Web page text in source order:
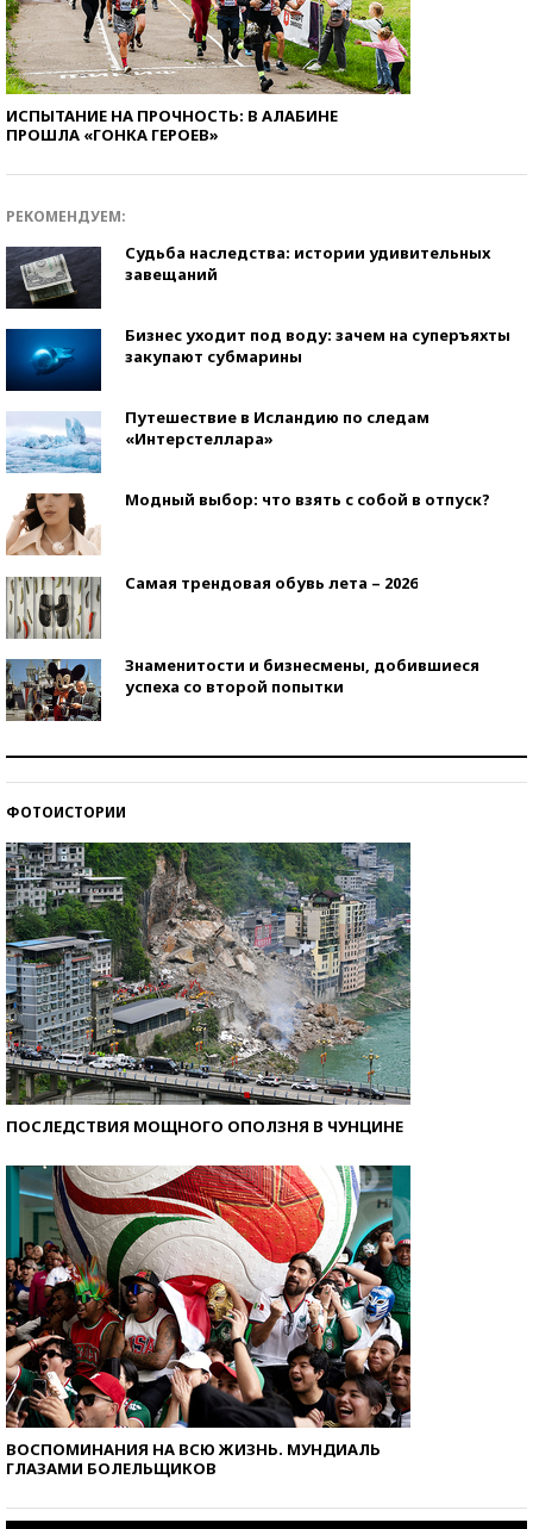
ИСПЫТАНИЕ НА ПРОЧНОСТЬ: В АЛАБИНЕ
ПРОШЛА «ГОНКА ГЕРОЕВ»
РЕКОМЕНДУЕМ:
Судьба наследства: истории удивительных
завещаний
Бизнес уходит под воду: зачем на суперъяхты
закупают субмарины
Путешествие в Исландию по следам
«Интерстеллара»
Модный выбор: что взять с собой в отпуск?
Самая трендовая обувь лета – 2026
Знаменитости и бизнесмены, добившиеся
успеха со второй попытки
ФОТОИСТОРИИ
ПОСЛЕДСТВИЯ МОЩНОГО ОПОЛЗНЯ В ЧУНЦИНЕ
ВОСПОМИНАНИЯ НА ВСЮ ЖИЗНЬ. МУНДИАЛЬ
ГЛАЗАМИ БОЛЕЛЬЩИКОВ